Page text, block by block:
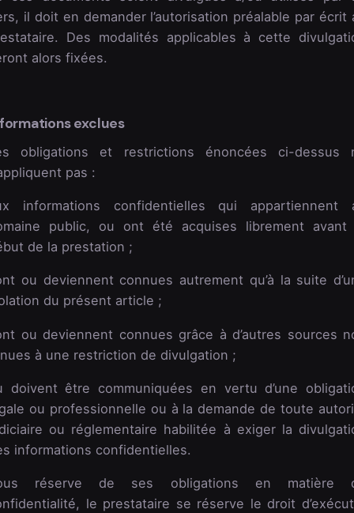
il doit en demander l’autorisation préalable par écrit
Des modalités applicables à cette
alors fixées.
exclues
obligations et restrictions énoncées ci-dessus
pas :
informations confidentielles qui appartiennent
public, ou ont été acquises librement avant
de la prestation ;
ou deviennent connues autrement qu’à la suite
du présent article ;
ou deviennent connues grâce à d’autres sources
à une restriction de divulgation ;
doivent être communiquées en vertu d’une
ou professionnelle ou à la demande de toute
ou réglementaire habilitée à exiger la
informations confidentielles.
réserve de ses obligations en matière
le prestataire se réserve le droit